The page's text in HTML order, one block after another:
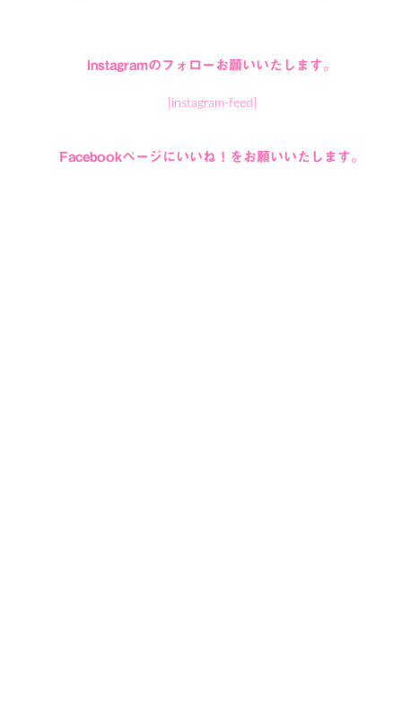
Instagramのフォローお願いいたします。
[instagram-feed]
Facebookページにいいね！をお願いいたします。